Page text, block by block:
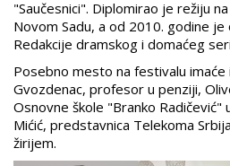
"Saučesnici". Diplomirao je režiju
Novom Sadu, a od 2010. godine
Redakcije dramskog i domaćeg
Posebno mesto na festivalu imaće
Gvozdenac, profesor u penziji,
Osnovne škole "Branko Radičević"
Mićić, predstavnica Telekoma
žirijem.